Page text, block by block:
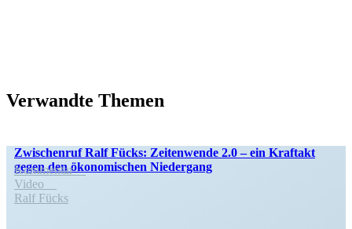
Verwandte Themen
Zwischenruf Ralf Fücks: Zeiten­wende 2.0 – ein Kraftakt
gegen den ökono­mi­schen Niedergang
Kommentar
Video
Ralf Fücks